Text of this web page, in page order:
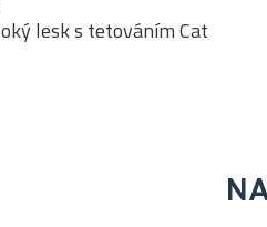
lesk s tetováním Cat